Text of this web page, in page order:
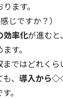
ます。
ですか？）
率化が進むと
す。
はどれくら
、 導入から
。